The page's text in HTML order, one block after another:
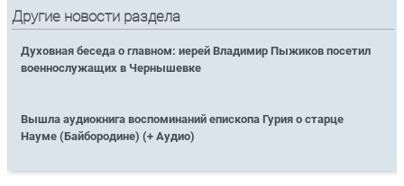
Другие новости раздела
Духовная беседа о главном: иерей Владимир Пыжиков посетил
военнослужащих в Чернышевке
Вышла аудиокнига воспоминаний епископа Гурия о старце
Науме (Байбородине) (+ Аудио)